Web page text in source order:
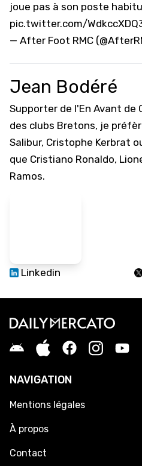
joue pas à son poste
pic.twitter.com/
— After Foot RMC
Jean Bodéré
Supporter de l'En Avant de
des clubs Bretons, je
Salibur, Cristophe Kerbrat
que Cristiano Ronaldo,
Ramos.
Linkedin
NAVIGATION
Mentions légales
À propos
Contact